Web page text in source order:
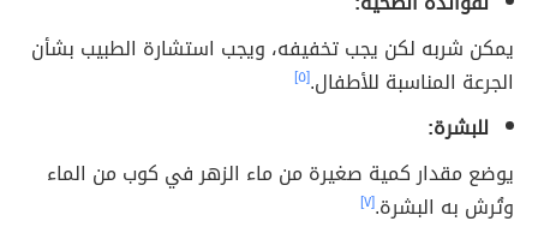
يمكن شربه لكن يجب تخفيفه، ويجب استشارة الطبيب بشأن
الجرعة المناسبة للأطفال.[٥]
للبشرة:
يوضع مقدار كمية صغيرة من ماء الزهر في كوب من الماء
وتُرش به البشرة.[٧]